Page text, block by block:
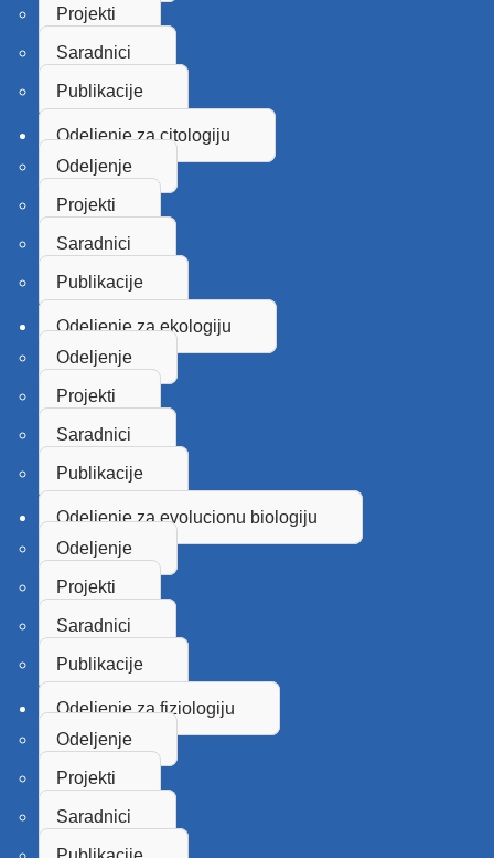
Projekti
Saradnici
Publikacije
Odeljenje za citologiju
Odeljenje
Projekti
Saradnici
Publikacije
Odeljenje za ekologiju
Odeljenje
Projekti
Saradnici
Publikacije
Odeljenje za evolucionu biologiju
Odeljenje
Projekti
Saradnici
Publikacije
Odeljenje za fiziologiju
Odeljenje
Projekti
Saradnici